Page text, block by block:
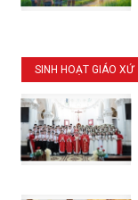
SINH HOẠT GIÁO XỨ